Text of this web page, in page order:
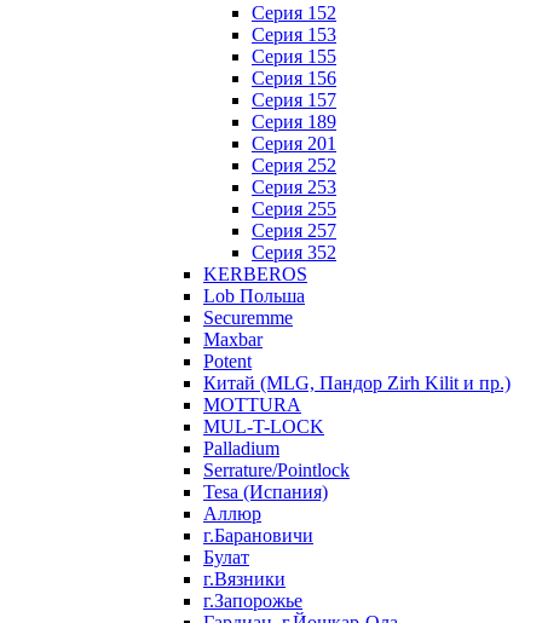
Серия 152
Серия 153
Серия 155
Серия 156
Серия 157
Серия 189
Серия 201
Серия 252
Серия 253
Серия 255
Серия 257
Серия 352
KERBEROS
Lob Польша
Securemme
Maxbar
Potent
Китай (MLG, Пандор Zirh Kilit и пр.)
MOTTURA
MUL-T-LOCK
Palladium
Serrature/Pointlock
Tesa (Испания)
Аллюр
г.Барановичи
Булат
г.Вязники
г.Запорожье